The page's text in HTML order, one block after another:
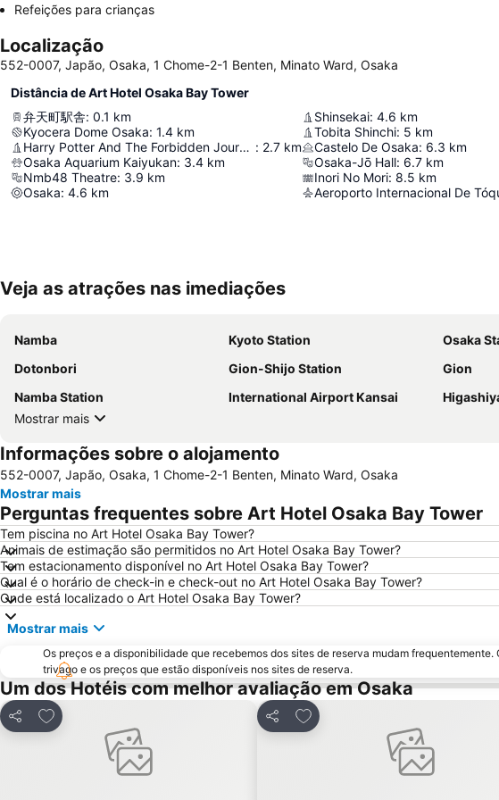
Refeições para crianças
Localização
552-0007, Japão, Osaka, 1 Chome-2-1 Benten, Minato Ward, Osaka
Distância de Art Hotel Osaka Bay Tower
弁天町駅舎: 0.1 km
Kyocera Dome Osaka: 1.4 km
Harry Potter And The Forbidden Journey In 4K3d : 2.7 km
Osaka Aquarium Kaiyukan: 3.4 km
Nmb48 Theatre: 3.9 km
Osaka: 4.6 km
Shinsekai: 4.6 km
Tobita Shinchi: 5 km
Castelo De Osaka: 6.3 km
Osaka-Jō Hall: 6.7 km
Inori No Mori: 8.5 km
Aeroporto Internacional De
Veja as atrações nas imediações
Namba Kyoto Station Osaka
Dotonbori
Gion-Shijo Station Gion
Namba Station
International Airport Kansai
Mostrar mais
Informações sobre o alojamento
552-0007, Japão, Osaka, 1 Chome-2-1 Benten, Minato Ward, Osaka
Mostrar mais
Perguntas frequentes sobre Art Hotel Osaka Bay Tower
Tem piscina no Art Hotel Osaka Bay Tower?
Animais de estimação são permitidos no Art Hotel Osaka Bay Tower?
Tem estacionamento disponível no Art Hotel Osaka Bay Tower?
Qual é o horário de check-in e check-out no Art Hotel Osaka Bay Tower?
Onde está localizado o Art Hotel Osaka Bay Tower?
Mostrar mais
Os preços e a disponibilidade que recebemos dos sites de reserva mudam
trivago e os preços que estão disponíveis nos sites de reserva.
Um dos Hotéis com melhor avaliação em Osaka
Partilhar
Adicionar aos favoritos
Partilhar
Adicionar aos favoritos